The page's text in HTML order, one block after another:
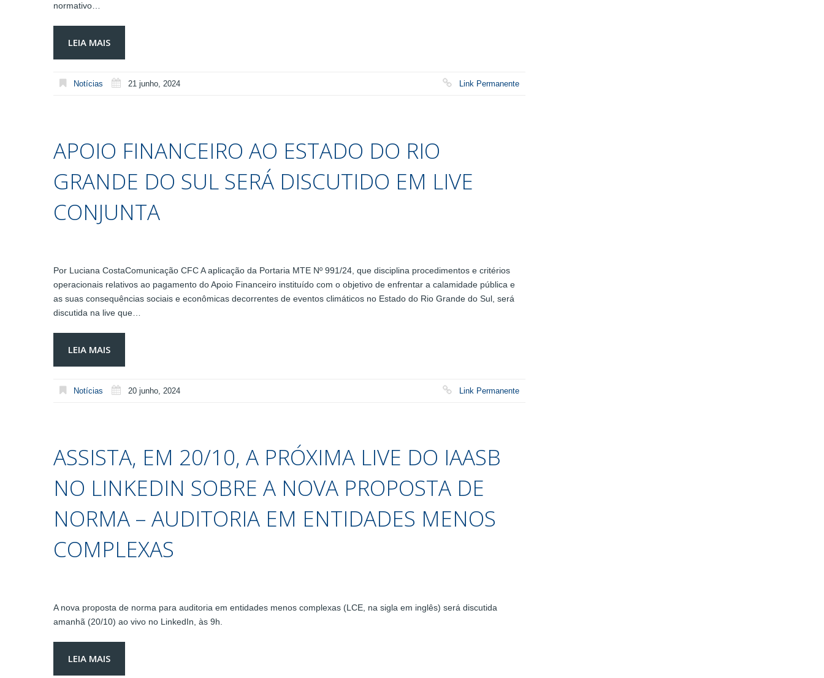
normativo…
LEIA MAIS
Notícias 21 junho, 2024 Link Permanente
APOIO FINANCEIRO AO ESTADO DO RIO
GRANDE DO SUL SERÁ DISCUTIDO EM LIVE
CONJUNTA
Por Luciana CostaComunicação CFC A aplicação da Portaria MTE Nº 991/24, que disciplina procedimentos e critérios
operacionais relativos ao pagamento do Apoio Financeiro instituído com o objetivo de enfrentar a calamidade pública e
as suas consequências sociais e econômicas decorrentes de eventos climáticos no Estado do Rio Grande do Sul, será
discutida na live que…
LEIA MAIS
Notícias 20 junho, 2024 Link Permanente
ASSISTA, EM 20/10, A PRÓXIMA LIVE DO IAASB
NO LINKEDIN SOBRE A NOVA PROPOSTA DE
NORMA – AUDITORIA EM ENTIDADES MENOS
COMPLEXAS
A nova proposta de norma para auditoria em entidades menos complexas (LCE, na sigla em inglês) será discutida
amanhã (20/10) ao vivo no LinkedIn, às 9h.
LEIA MAIS